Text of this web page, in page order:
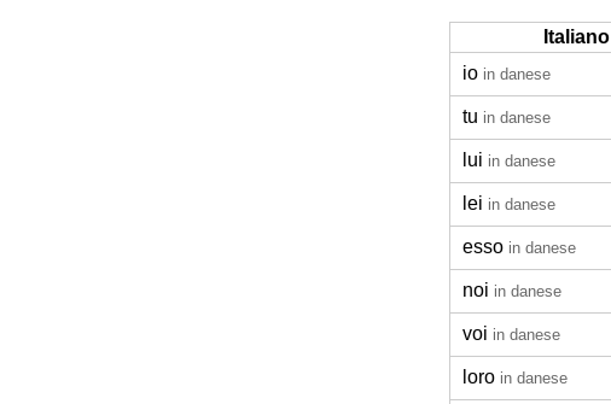
Italiano
io in danese
tu in danese
lui in danese
lei in danese
esso in danese
noi in danese
voi in danese
loro in danese